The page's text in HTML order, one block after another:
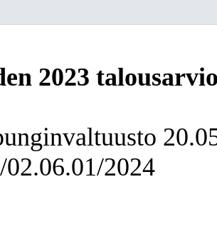
2023
02.06.01/2024